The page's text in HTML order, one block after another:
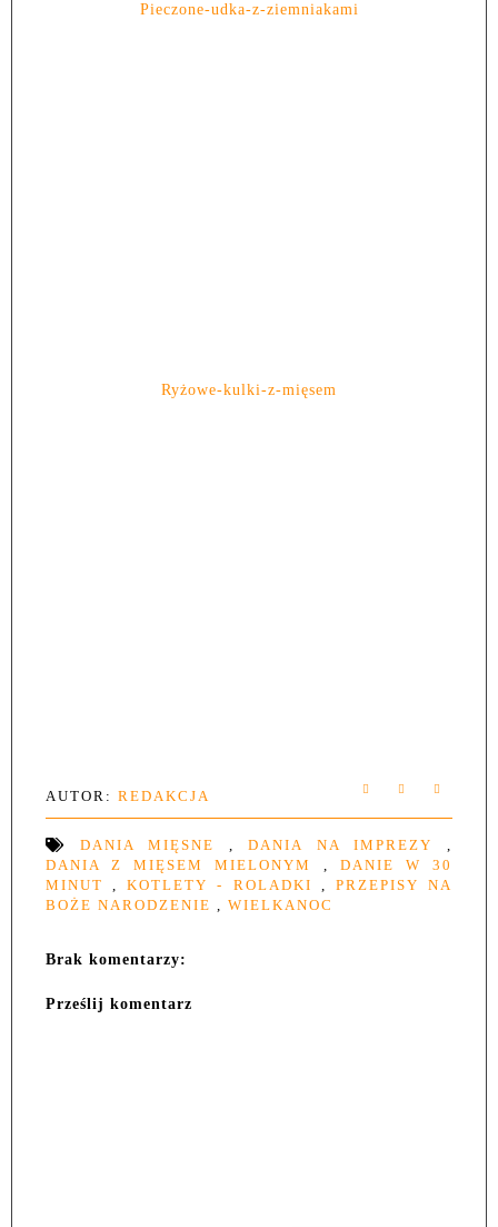
Pieczone-udka-z-ziemniakami
Ryżowe-kulki-z-mięsem
AUTOR: REDAKCJA
DANIA MIĘSNE ,DANIA NA IMPREZY,
DANIA Z MIĘSEM MIELONYM , DANIE W 30
MINUT,KOTLETY - ROLADKI , PRZEPISY NA
BOŻE NARODZENIE , WIELKANOC
Brak komentarzy:
Prześlij komentarz